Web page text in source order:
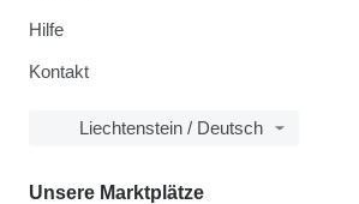
Hilfe
Kontakt
Liechtenstein / Deutsch
Unsere Marktplätze